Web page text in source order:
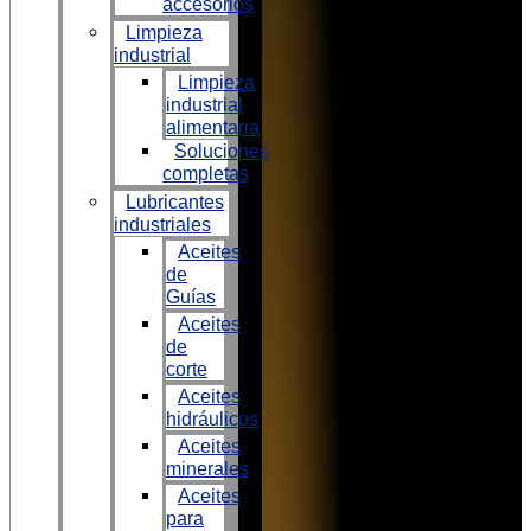
accesorios
Limpieza
industrial
Limpieza
industrial
alimentaria
Soluciones
completas
Lubricantes
industriales
Aceites
de
Guías
Aceites
de
corte
Aceites
hidráulicos
Aceites
minerales
Aceites
para